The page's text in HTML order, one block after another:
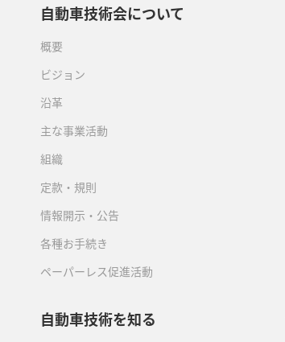
自動車技術会について
概要
ビジョン
沿革
主な事業活動
組織
定款・規則
情報開示・公告
各種お手続き
ペーパーレス促進活動
自動車技術を知る